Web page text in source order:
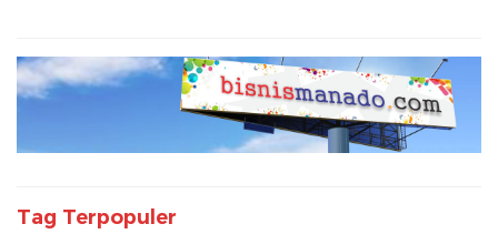
Tag Terpopuler